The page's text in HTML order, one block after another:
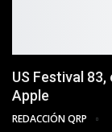
US Festival
Apple
REDACCIÓN QRP